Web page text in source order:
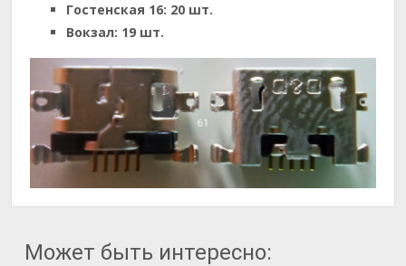
Гостенская 16: 20 шт.
Вокзал: 19 шт.
Может быть интересно: